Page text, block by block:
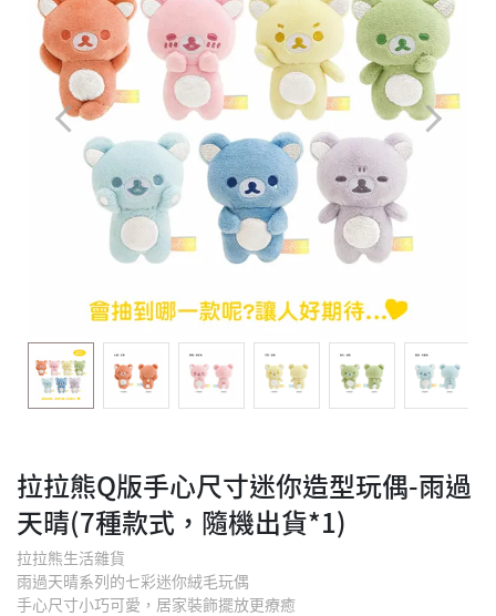
拉拉熊Q版手心尺寸迷你造型玩偶-雨過
天晴(7種款式，隨機出貨*1)
拉拉熊生活雜貨
雨過天晴系列的七彩迷你絨毛玩偶
手心尺寸小巧可愛，居家裝飾擺放更療癒